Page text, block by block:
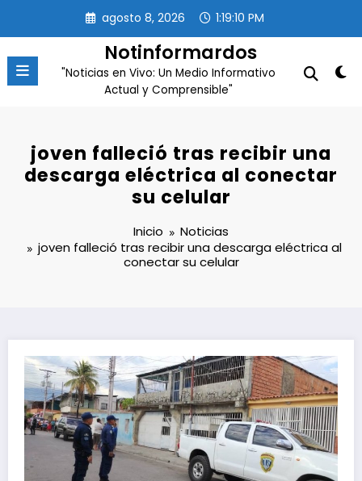
contenido
agosto 8, 2026 1:19:11 PM
Notinformardos
"Noticias en Vivo: Un Medio Informativo
Actual y Comprensible"
joven falleció tras recibir una
descarga eléctrica al conectar
su celular
Inicio
Noticias
joven falleció tras recibir una descarga eléctrica al
conectar su celular